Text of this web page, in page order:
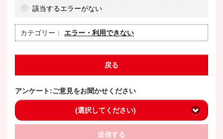
該当するエラーがない
カテゴリー： エラー・利用できない
戻る
アンケート:ご意見をお聞かせください
(選択してください)
送信する